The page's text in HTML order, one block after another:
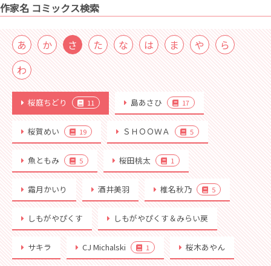
作家名 コミックス検索
あ か さ た な は ま や
ら
わ
桜庭ちどり 11 島あさひ 17
桜賀めい 19 ＳＨＯＯＷＡ 5
魚ともみ 5 桜田桃太 1
霜月かいり 酒井美羽 椎名秋乃 5
しもがやぴくす しもがやぴくす＆みらい戻
サキラ CJ Michalski 1 桜木あやん